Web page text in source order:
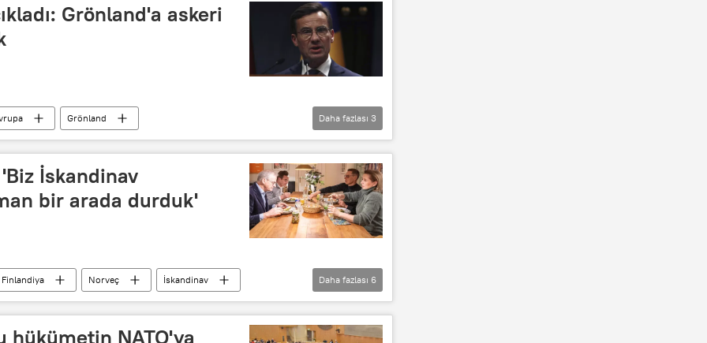
Grönland'a askeri
Grönland
NATO Liberal Parti (İsveç)
Daha fazlası 3
İskandinav
bir arada durduk'
Finlandiya Norveç
İskandinav
Jonas Gahr Store
Alexander Stubb
Daha fazlası 6
hükümetin NATO'ya